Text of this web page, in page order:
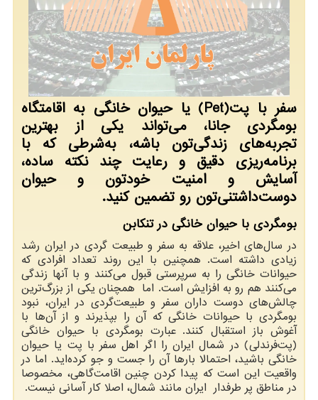
سفر با پت(Pet) یا حیوان خانگی به اقامتگاه
بومگردی جانا، می‌تواند یکی از بهترین
تجربه‌های زندگی‌تون باشه، به‌شرطی که با
برنامه‌ریزی دقیق و رعایت چند نکته ساده،
آسایش و امنیت خودتون و حیوان
دوست‌داشتنی‌تون رو تضمین کنید.
بومگردی با حیوان خانگی در تنکابن
در سال‌های اخیر، علاقه به سفر و طبیعت گردی در ایران رشد
زیادی داشته است. همچنین با این روند تعداد افرادی که
حیوانات خانگی را به سرپرستی قبول می‌کنند و با آنها زندگی
می‌کنند هم رو به افزایش است. اما همچنان یکی از بزرگ‌ترین
چالش‌های دوست داران سفر و طبیعت‌گردی در ایران، نبود
بومگردی با حیوانات خانگی که آن را بپذیرند و از آن‌ها با
آغوش باز استقبال کنند. عبارت بومگردی با حیوان خانگی
(پت‌فرندلی) در شمال ایران را اگر اهل سفر با پت یا حیوان
خانگی باشید، احتمالا بارها آن را جست و جو کرده‌اید. اما در
واقعیت این است که پیدا کردن چنین اقامت‌گاهی، مخصوصا
در مناطق پر طرفدار ایران مانند شمال، اصلا کار آسانی نیست.